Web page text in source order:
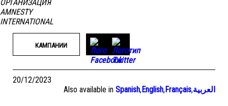
КАМПАНИИ
20/12/2023
Also available in Spanish,English,Français,العربية